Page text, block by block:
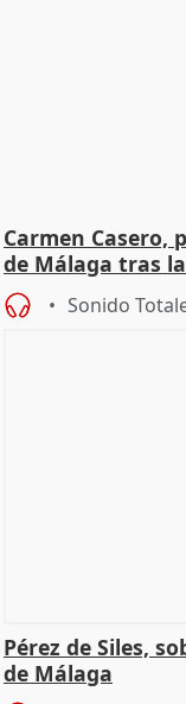
Carmen Casero,
de Málaga tras
Sonido
Pérez de Siles,
de Málaga